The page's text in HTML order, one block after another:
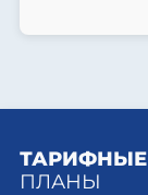
ТАРИФНЫЕ
ПЛАНЫ